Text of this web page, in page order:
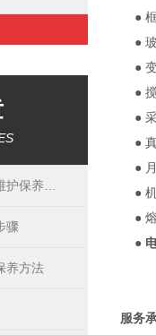
骤
养方法
●
●
●
●
●
●
●
●
●
●
服务